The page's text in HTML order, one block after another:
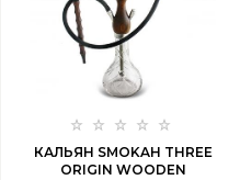
КАЛЬЯН SMOKAH THREE
ORIGIN WOODEN